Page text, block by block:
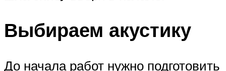
Выбираем акустику
До начала работ нужно подготовить